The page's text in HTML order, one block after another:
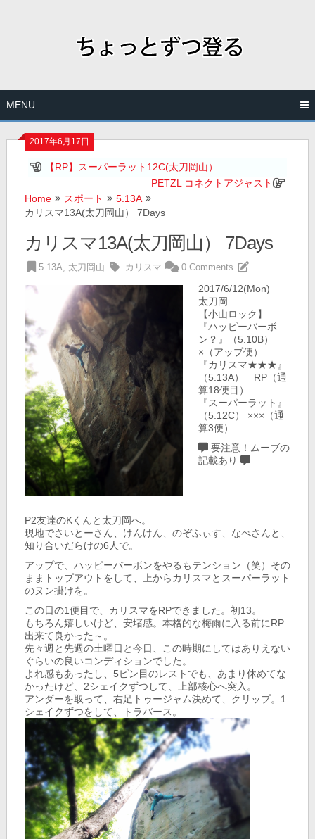
MENU
2017年6月17日
【RP】スーパーラット12C(太刀岡山）
PETZL コネクトアジャスト
Home
スポート
5.13A
カリスマ13A(太刀岡山） 7Days
カリスマ13A(太刀岡山） 7Days
5.13A, 太刀岡山 カリスマ 0 Comments
2017/6/12(Mon)
太刀岡
【小山ロック】
『ハッピーバーボ
ン？』（5.10B）
×（アップ便）
『カリスマ★★★』
（5.13A） RP（通
算18便目）
『スーパーラット』
（5.12C） ×××（通
算3便）
要注意！ムーブの
記載あり
P2友達のKくんと太刀岡へ。
現地でさいとーさん、けんけん、のぞふぃす、なべさんと、
知り合いだらけの6人で。
アップで、ハッピーバーボンをやるもテンション（笑）その
ままトップアウトをして、上からカリスマとスーパーラット
のヌン掛けを。
この日の1便目で、カリスマをRPできました。初13。
もちろん嬉しいけど、安堵感。本格的な梅雨に入る前にRP
出来て良かった～。
先々週と先週の土曜日と今日、この時期にしてはありえない
ぐらいの良いコンディションでした。
よれ感もあったし、5ピン目のレストでも、あまり休めてな
かったけど、2シェイクずつして、上部核心へ突入。
アンダーを取って、右足トゥージャム決めて、クリップ。1
シェイクずつをして、トラバース。